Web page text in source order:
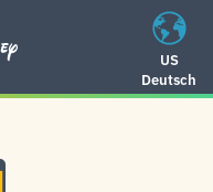
US
Deutsch